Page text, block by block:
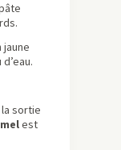
jaune
sortie
est